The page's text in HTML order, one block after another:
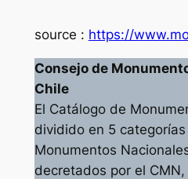
source : https://
Consejo de
Chile
El Catálogo de
dividido en 5
Monumentos
decretados por el